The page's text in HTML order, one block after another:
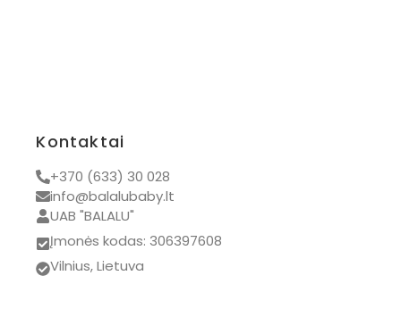
Kontaktai
+370 (633) 30 028
info@balalubaby.lt
UAB "BALALU"
Įmonės kodas: 306397608
Vilnius, Lietuva